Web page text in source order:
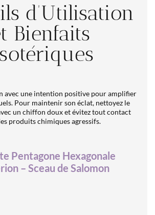
d’Utilisation
Bienfaits
avec une intention positive pour amplifier
Pour maintenir son éclat, nettoyez le
un chiffon doux et évitez tout contact
produits chimiques agressifs.
Pentagone Hexagonale
– Sceau de Salomon